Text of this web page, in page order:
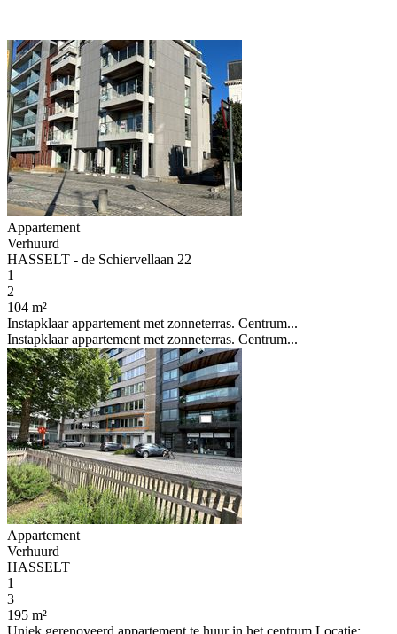
Appartement
Verhuurd
HASSELT - de Schiervellaan 22
1
2
104 m²
Instapklaar appartement met zonneterras. Centrum...
Instapklaar appartement met zonneterras. Centrum...
Appartement
Verhuurd
HASSELT
1
3
195 m²
Uniek gerenoveerd appartement te huur in het centrum Locatie: